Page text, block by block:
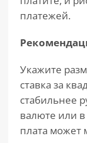
платежей.
Укажите
ставка за
стабильнее
валюте или
плата может